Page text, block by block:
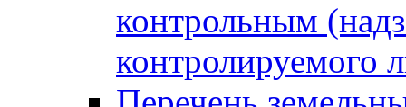
контрольным
контролируемого